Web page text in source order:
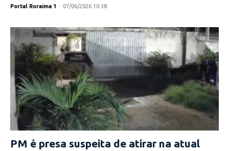
Portal Roraima 1 - 07/06/2026 10:38
PM é presa suspeita de atirar na atual